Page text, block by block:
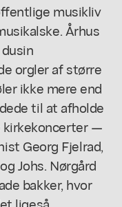
musikliv
Århus
orgler af større
ikke mere end
til at afholde
—
Georg Fjelrad,
Johs. Nørgård
bakker, hvor
ligeså